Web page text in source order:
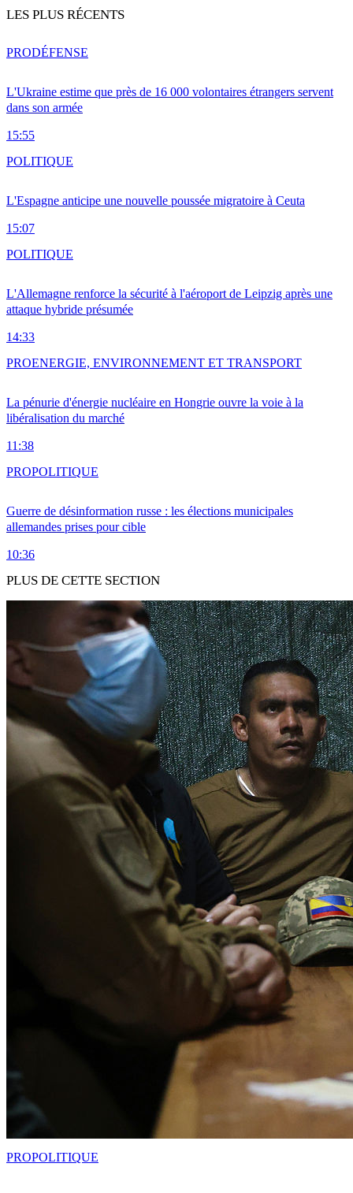
LES PLUS RÉCENTS
L'Ukraine estime que près de 16 000 volontaires étrangers servent
dans son armée
15:55
PRODÉFENSE
L'Espagne anticipe une nouvelle poussée migratoire à Ceuta
15:07
POLITIQUE
L'Allemagne renforce la sécurité à l'aéroport de Leipzig après une
attaque hybride présumée
14:33
POLITIQUE
La pénurie d'énergie nucléaire en Hongrie ouvre la voie à la
libéralisation du marché
11:38
PROENERGIE, ENVIRONNEMENT ET TRANSPORT
Guerre de désinformation russe : les élections municipales
allemandes prises pour cible
10:36
PROPOLITIQUE
PLUS DE CETTE SECTION
PROPOLITIQUE